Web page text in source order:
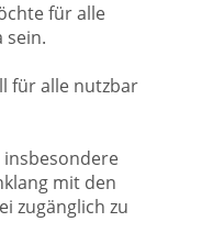
für alle
sein.
für alle nutzbar
mit den
zugänglich zu